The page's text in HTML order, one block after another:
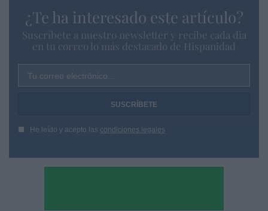
¿Te ha interesado este artículo?
Suscríbete a nuestro newsletter y recibe cada dia
en tu correo lo más destacado de Hispanidad
Tu correo electrónico...
He leído y acepto las condiciones legales